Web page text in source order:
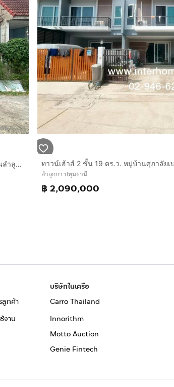
ทาวน์เฮ้าส์ 2 ชั้น 22.5 ตร.ว. หมู่บ้านชวนอยู่ ลำลูกกาคลอง 8 ถนนลำลูกกา ถนนทางหลวงชนบท ปท3006 คลอง8 ลำลูกกา ปทุมธานี
ลำลูกกา ปทุมธานี
฿ 2,090,000
ลูกค้า
งาน
บริษัทในเครือ
Carro Thailand
Innorithm
Motto Auction
Genie Fintech